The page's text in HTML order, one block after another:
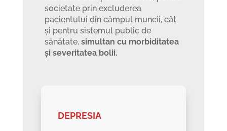
societate prin excluderea
pacientului din câmpul muncii, cât
și pentru sistemul public de
sănătate, simultan cu morbiditatea
și severitatea bolii.
DEPRESIA